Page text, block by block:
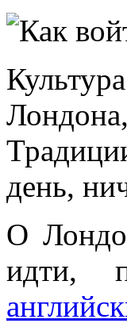
день,
О
идти,